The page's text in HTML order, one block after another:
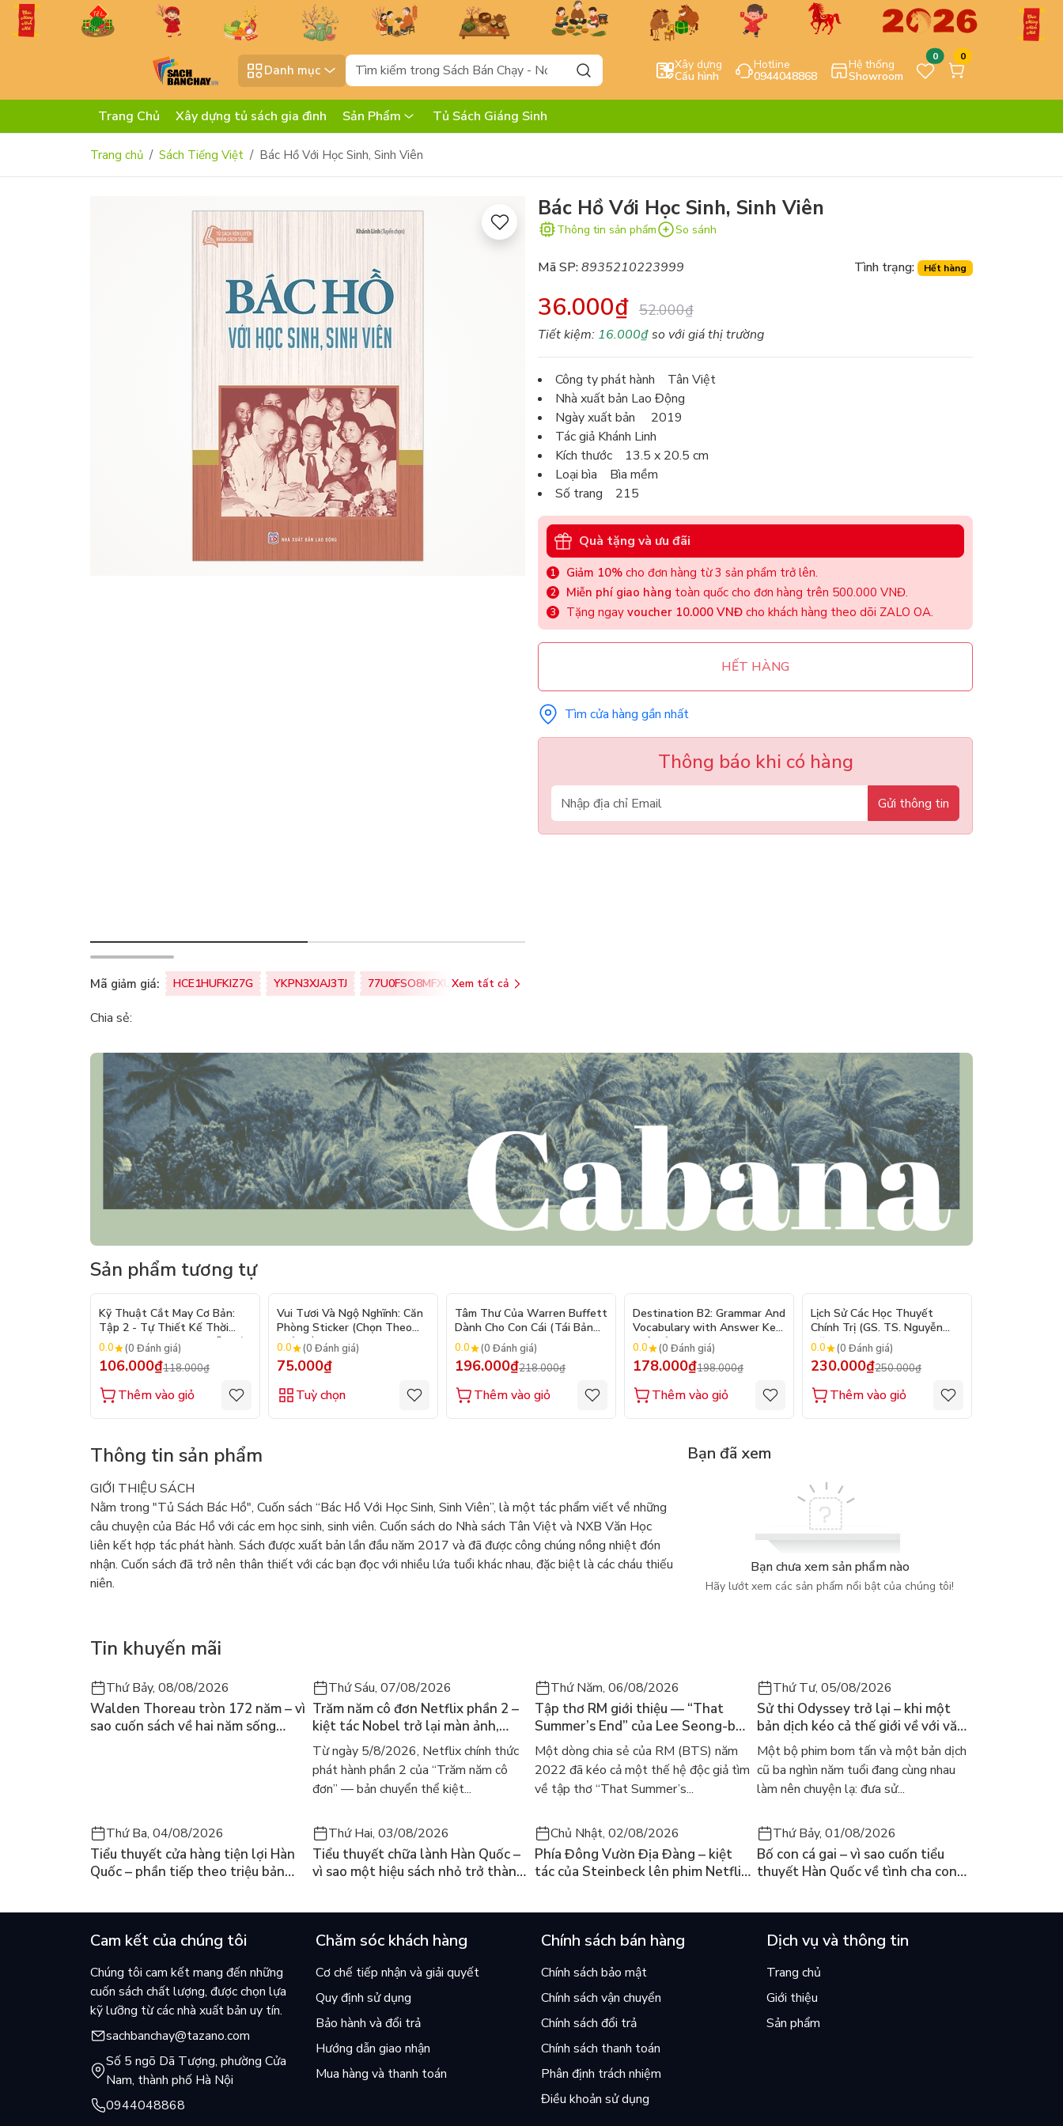
Danh mục Xây dựng
Cấu hình
Hotline
0944048868
Hệ thống
Showroom
0 0
Trang Chủ Xây dựng tủ sách gia đình Sản Phẩm Tủ Sách Giáng Sinh
Trang chủ Sách Tiếng Việt Bác Hồ Với Học Sinh, Sinh Viên
Mã giảm giá: HCE1HUFKIZ7G YKPN3XJAJ3TJ 77U0FSO8MFXU Xem tất cả
Chia sẻ:
Bác Hồ Với Học Sinh, Sinh Viên
Thông tin sản phẩm So sánh
Mã SP:8935210223999 Tình trạng: Hết hàng
36.000₫ 52.000₫
Tiết kiệm: 16.000₫so với giá thị trường
Công ty phát hành Tân Việt
Nhà xuất bản Lao Động
Ngày xuất bản 2019
Tác giả Khánh Linh
Kích thước 13.5 x 20.5 cm
Loại bìa Bìa mềm
Số trang 215
Quà tặng và ưu đãi
Giảm 10% cho đơn hàng từ 3 sản phẩm trở lên.
Miễn phí giao hàng toàn quốc cho đơn hàng trên 500.000 VNĐ.
Tặng ngay voucher 10.000 VNĐ cho khách hàng theo dõi ZALO OA.
HẾT HÀNG
Tìm cửa hàng gần nhất
Thông báo khi có hàng
Gửi thông tin
Sản phẩm tương tự
- 10%
Kỹ Thuật Cắt May Cơ Bản:
Tập 2 - Tự Thiết Kế Thời
Trang Nam Nữ - Tạo Mẫu Rập
- Kỹ Thuật Nhảy Size
0.0 (0 Đánh giá)
106.000₫118.000₫
Thêm vào giỏ
Vui Tươi Và Ngộ Nghĩnh: Căn
Phòng Sticker (Chọn Theo
Chủ Đề) - Hơn 250 Sticker
0.0 (0 Đánh giá)
75.000₫
Tuỳ chọn
- 10%
Tâm Thư Của Warren Buffett
Dành Cho Con Cái (Tái Bản
2026)
0.0 (0 Đánh giá)
196.000₫218.000₫
Thêm vào giỏ
- 10%
Destination B2: Grammar And
Vocabulary with Answer Key
(Tái Bản 2025)
0.0 (0 Đánh giá)
178.000₫198.000₫
Thêm vào giỏ
Lịch Sử Các Học Thuyết
Chính Trị (GS. TS. Nguyễn
Đăng Dung)
0.0 (0 Đánh giá)
230.000₫250.000₫
Thêm vào giỏ
Thông tin sản phẩm
GIỚI THIỆU SÁCH
Nằm trong "Tủ Sách Bác Hồ", Cuốn sách “Bác Hồ Với Học Sinh, Sinh Viên”, là một tác phẩm viết về những
câu chuyện của Bác Hồ với các em học sinh, sinh viên. Cuốn sách do Nhà sách Tân Việt và NXB Văn Học
liên kết hợp tác phát hành. Sách được xuất bản lần đầu năm 2017 và đã được công chúng nồng nhiệt đón
nhận. Cuốn sách đã trở nên thân thiết với các bạn đọc với nhiều lứa tuổi khác nhau, đặc biệt là các cháu thiếu
niên.
Bạn đã xem
Bạn chưa xem sản phẩm nào
Hãy lướt xem các sản phẩm nổi bật của chúng tôi!
Tin khuyến mãi
Thứ Bảy, 08/08/2026
Walden Thoreau tròn 172 năm – vì
sao cuốn sách về hai năm sống
Thứ Sáu, 07/08/2026
Trăm năm cô đơn Netflix phần 2 –
kiệt tác Nobel trở lại màn ảnh,
dòng người tìm đọc lại García
Márquez
Từ ngày 5/8/2026, Netflix chính thức
phát hành phần 2 của “Trăm năm cô
đơn” — bản chuyển thể kiệt...
Thứ Năm, 06/08/2026
Tập thơ RM giới thiệu — “That
Summer’s End” của Lee Seong-bok
ra mắt bản tiếng Anh sau 4 năm
gây sốt
Một dòng chia sẻ của RM (BTS) năm
2022 đã kéo cả một thế hệ độc giả tìm
về tập thơ “That Summer’s...
Thứ Tư, 05/08/2026
Sử thi Odyssey trở lại – khi một
bản dịch kéo cả thế giới về với văn
học kinh điển
Một bộ phim bom tấn và một bản dịch
cũ ba nghìn năm tuổi đang cùng nhau
làm nên chuyện lạ: đưa sử...
Thứ Ba, 04/08/2026
Tiểu thuyết cửa hàng tiện lợi Hàn
Quốc – phần tiếp theo triệu bản
Thứ Hai, 03/08/2026
Tiểu thuyết chữa lành Hàn Quốc –
vì sao một hiệu sách nhỏ trở thành
Chủ Nhật, 02/08/2026
Phía Đông Vườn Địa Đàng – kiệt
tác của Steinbeck lên phim Netflix
Thứ Bảy, 01/08/2026
Bố con cá gai – vì sao cuốn tiểu
thuyết Hàn Quốc về tình cha con
Cam kết của chúng tôi
Chúng tôi cam kết mang đến những
cuốn sách chất lượng, được chọn lựa
kỹ lưỡng từ các nhà xuất bản uy tín.
sachbanchay@tazano.com
Số 5 ngõ Dã Tượng, phường Cửa
Nam, thành phố Hà Nội
0944048868
Chăm sóc khách hàng
Cơ chế tiếp nhận và giải quyết
Quy định sử dụng
Bảo hành và đổi trả
Hướng dẫn giao nhận
Mua hàng và thanh toán
Chính sách bán hàng
Chính sách bảo mật
Chính sách vận chuyển
Chính sách đổi trả
Chính sách thanh toán
Phân định trách nhiệm
Điều khoản sử dụng
Dịch vụ và thông tin
Trang chủ
Giới thiệu
Sản phẩm